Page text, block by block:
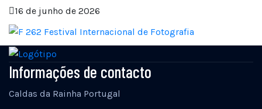
16 de junho de 2026
Informações de contacto
Caldas da Rainha Portugal